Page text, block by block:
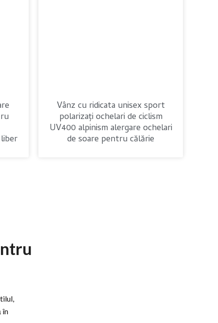
Vânz cu ridicata unisex sport
polarizați ochelari de ciclism
UV400 alpinism alergare ochelari
de soare pentru călărie
în